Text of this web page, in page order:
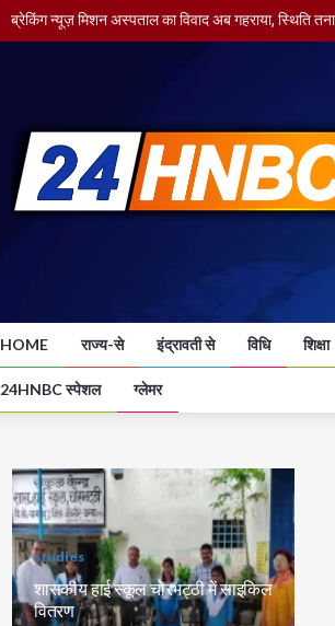
ब्रेकिंग न्यूज़ मिशन अस्पताल का विवाद अब गहराया, स्थिति
ब्रेकिंग न्यूज़ नगर पालिका निगम ने डीबी की फैसला आते ही
लो श्री राम केयर अस्पताल पर लगा एक और आरोप
HOME राज्य-से इंद्रावती से विधि शिक्षा
24HNBC स्पेशल ग्लेमर
studies
शासकीय हाई स्कूल चोरभट्ठी में साइकिल
वितरण